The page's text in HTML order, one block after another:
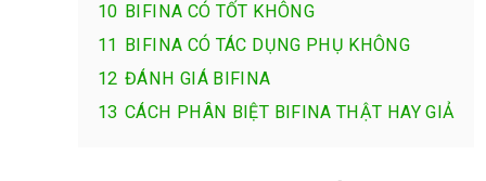
10 BIFINA CÓ TỐT KHÔNG
11 BIFINA CÓ TÁC DỤNG PHỤ KHÔNG
12 ĐÁNH GIÁ BIFINA
13 CÁCH PHÂN BIỆT BIFINA THẬT HAY GIẢ